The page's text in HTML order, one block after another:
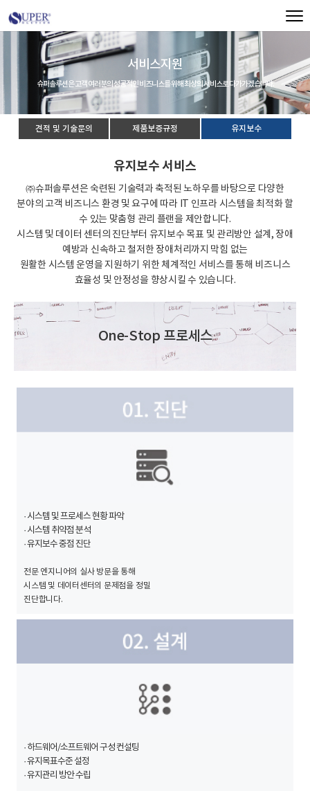
서비스지원
슈퍼솔루션은 고객 여러분의 성공적인 비즈니스를 위해 최상의 서비스로 다가가겠습니다.
견적 및 기술문의 제품보증규정 유지보수
유지보수 서비스
㈜슈퍼솔루션은 숙련된 기술력과 축적된 노하우를 바탕으로 다양한
분야의 고객 비즈니스 환경 및 요구에 따라 IT 인프라 시스템을 최적화 할
수 있는 맞춤형 관리 플랜을 제안합니다.
시스템 및 데이터 센터의 진단부터 유지보수 목표 및 관리방안 설계, 장애
예방과 신속하고 철저한 장애처리까지 막힘 없는
원활한 시스템 운영을 지원하기 위한 체계적인 서비스를 통해 비즈니스
효율성 및 안정성을 향상시킬 수 있습니다.
One-Stop 프로세스
· 시스템 및 프로세스 현황 파악
· 시스템 취약점 분석
· 유지보수 중점 진단
전문 엔지니어의 실사 방문을 통해
시스템 및 데이터센터의 문제점을 정밀
진단합니다.
· 하드웨어/소프트웨어 구성 컨설팅
· 유지목표수준 설정
· 유지관리 방안 수립